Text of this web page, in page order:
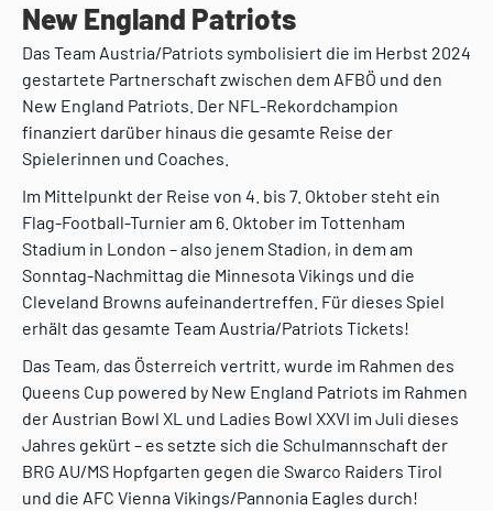
New England Patriots
Das Team Austria/Patriots symbolisiert die im Herbst 2024
gestartete Partnerschaft zwischen dem AFBÖ und den
New England Patriots. Der NFL-Rekordchampion
finanziert darüber hinaus die gesamte Reise der
Spielerinnen und Coaches.
Im Mittelpunkt der Reise von 4. bis 7. Oktober steht ein
Flag-Football-Turnier am 6. Oktober im Tottenham
Stadium in London – also jenem Stadion, in dem am
Sonntag-Nachmittag die Minnesota Vikings und die
Cleveland Browns aufeinandertreffen. Für dieses Spiel
erhält das gesamte Team Austria/Patriots Tickets!
Das Team, das Österreich vertritt, wurde im Rahmen des
Queens Cup powered by New England Patriots im Rahmen
der Austrian Bowl XL und Ladies Bowl XXVI im Juli dieses
Jahres gekürt – es setzte sich die Schulmannschaft der
BRG AU/MS Hopfgarten gegen die Swarco Raiders Tirol
und die AFC Vienna Vikings/Pannonia Eagles durch!